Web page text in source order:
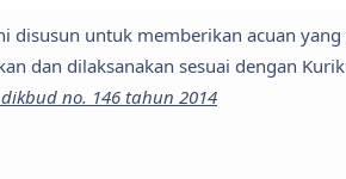
disusun untuk memberikan acuan
dan dilaksanakan sesuai dengan
no. 146 tahun 2014